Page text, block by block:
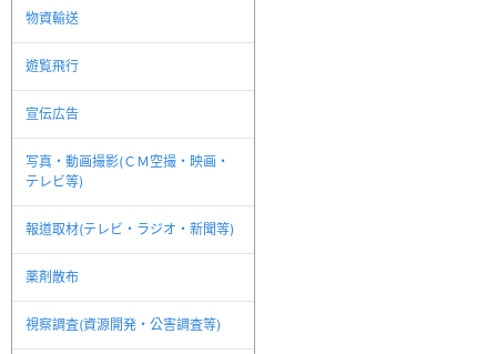
物資輸送
遊覧飛行
宣伝広告
写真・動画撮影(ＣＭ空撮・映画・
テレビ等)
報道取材(テレビ・ラジオ・新聞等)
薬剤散布
視察調査(資源開発・公害調査等)